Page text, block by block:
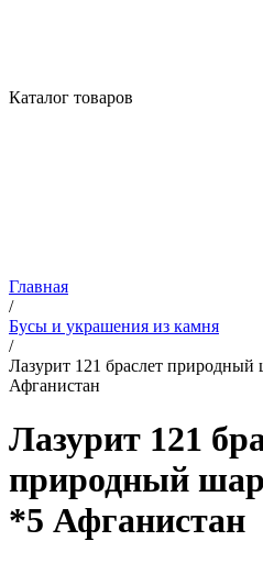
Каталог товаров
Главная
/
Бусы и украшения из камня
/
Лазурит 121 браслет природный
Афганистан
Лазурит 121
природный
*5 Афганистан